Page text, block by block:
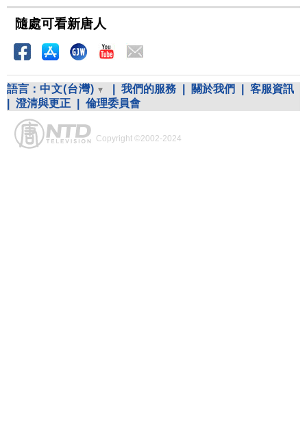
隨處可看新唐人
語言： 中文(台灣) 我們的服務 關於我們
客服資訊
澄清與更正 倫理委員會
Copyright ©2002-2024